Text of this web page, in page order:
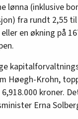
lønna (inklusive
fra rundt 2,55
en økning på
Høegh-Krohn,
kroner.
Erna